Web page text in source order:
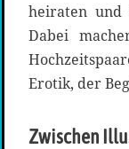
heiraten und
Dabei
Erotik, der
Zwischen